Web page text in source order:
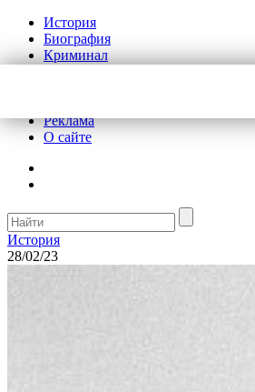
История
Биография
Криминал
Реклама
О сайте
История
28/02/23